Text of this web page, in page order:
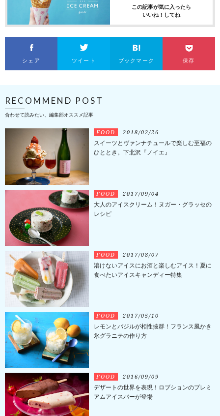
この記事が気に入ったら
いいね！してね
シェア ツイート ブックマーク 保存
RECOMMEND POST
合わせて読みたい、編集部オススメ記事
FOOD 2018/02/26
スイーツとヴァンナチュールで楽しむ至福の
ひととき。下北沢『ノイエ』
FOOD 2017/09/04
大人のアイスクリーム！ヌガー・グラッセの
レシピ
FOOD 2017/08/07
溶けないアイスにお酒と楽しむアイス！夏に
食べたいアイスキャンディー特集
FOOD 2017/05/10
レモンとバジルが相性抜群！フランス風かき
氷グラニテの作り方
FOOD 2016/09/09
デザートの世界を表現！ロブションのプレミ
アムアイスバーが登場